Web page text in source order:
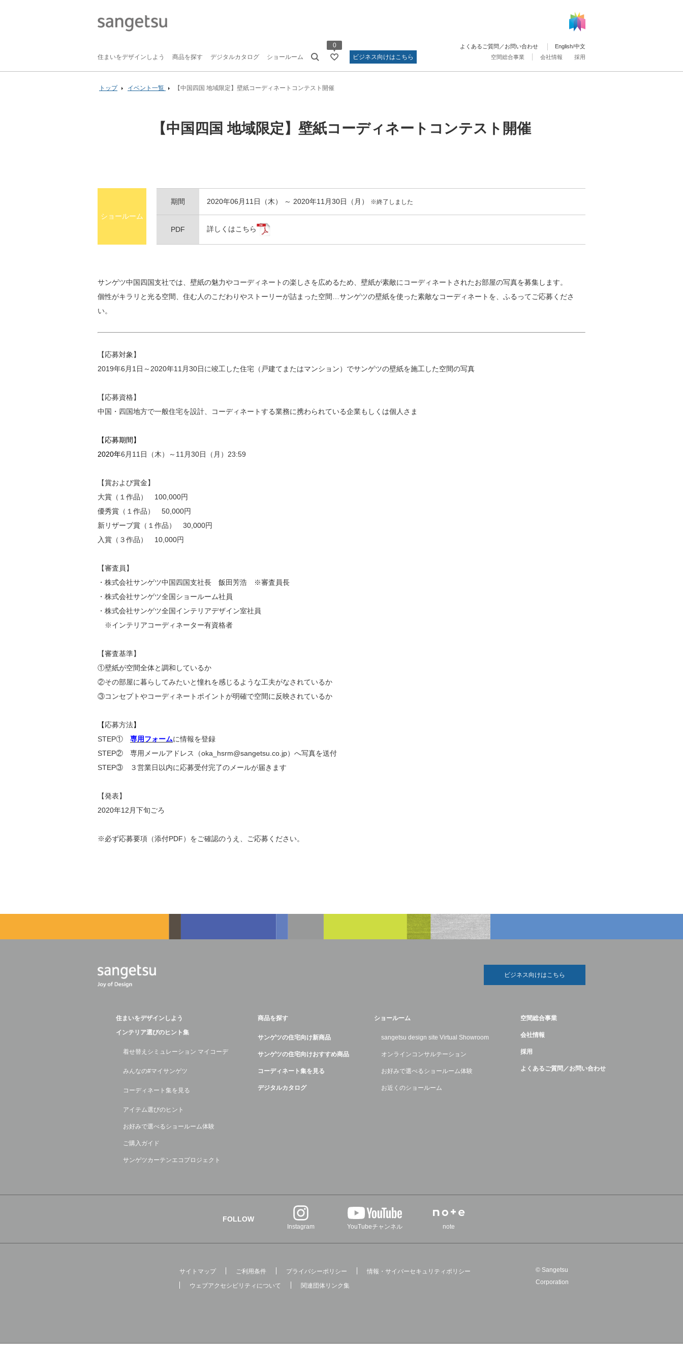
住まいをデザインしよう 商品を探す デジタルカタログ ショールーム
0
ビジネス向けはこちら
空間総合事業 会社情報 採用
よくあるご質問／お問い合わせ English/中文
トップ イベント一覧 【中国四国 地域限定】壁紙コーディネートコンテスト開催
【中国四国 地域限定】壁紙コーディネートコンテスト開催
ショールーム
期間 2020年06月11日（木） ～ 2020年11月30日（月） ※終了しました
PDF 詳しくはこちら
サンゲツ中国四国支社では、 壁紙の魅力やコーディネートの楽しさを広めるため、壁紙が素敵にコーディネートされたお部屋の写真を募集します。
個性がキラリと光る空間、 住む人のこだわりやストーリーが詰まった空間…サンゲツの壁紙を使った素敵なコーディネートを、ふるってご応募くださ
い。
【応募対象】
2019年6月1日～2020年11月30日に竣工した住宅（戸建てまたはマンション）でサンゲツの壁紙を施工した空間の写真
【応募資格】
中国・四国地方で一般住宅を設計、コーディネートする業務に携わられている企業もしくは個人さま
【応募期間】
2020年6月11日（木）～11月30日（月）23:59
【賞および賞金】
大賞（１作品） 100,000円
優秀賞（１作品） 50,000円
新リザーブ賞（１作品） 30,000円
入賞（３作品） 10,000円
【審査員】
・株式会社サンゲツ中国四国支社長 飯田芳浩 ※審査員長
・株式会社サンゲツ全国ショールーム社員
・株式会社サンゲツ全国インテリアデザイン室社員
※インテリアコーディネーター有資格者
【審査基準】
①壁紙が空間全体と調和しているか
②その部屋に暮らしてみたいと憧れを感じるような工夫がなされているか
③コンセプトやコーディネートポイントが明確で空間に反映されているか
【応募方法】
STEP① 専用フォームに情報を登録
STEP② 専用メールアドレス（oka_hsrm@sangetsu.co.jp）へ写真を送付
STEP③ ３営業日以内に応募受付完了のメールが届きます
【発表】
2020年12月下旬ごろ
※必ず応募要項（添付PDF）をご確認のうえ、 ご応募ください。
ビジネス向けはこちら
住まいをデザインしよう
インテリア選びのヒント集
着せ替えシミュレーション マイコーデ
みんなの#マイサンゲツ
コーディネート集を見る
アイテム選びのヒント
お好みで選べるショールーム体験
ご購入ガイド
サンゲツカーテンエコプロジェクト
商品を探す
サンゲツの住宅向け新商品
サンゲツの住宅向けおすすめ商品
コーディネート集を見る
デジタルカタログ
ショールーム
sangetsu design site Virtual Showroom
オンラインコンサルテーション
お好みで選べるショールーム体験
お近くのショールーム
空間総合事業
会社情報
採用
よくあるご質問／お問い合わせ
FOLLOW
Instagram YouTubeチャンネル note
サイトマップ ご利用条件 プライバシーポリシー
情報・サイバーセキュリティポリシー
ウェブアクセシビリティについて
関連団体リンク集
© Sangetsu
Corporation